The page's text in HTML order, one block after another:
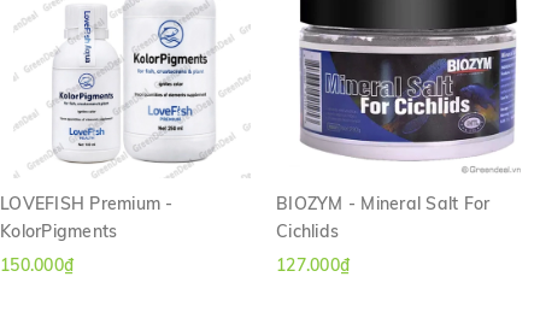
LOVEFISH Premium -
KolorPigments
150.000₫
BIOZYM - Mineral Salt For
Cichlids
127.000₫